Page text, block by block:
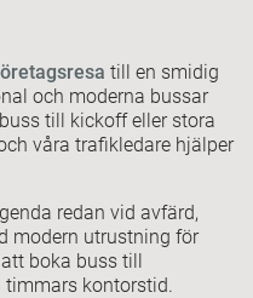
till en smidig
och moderna bussar
till kickoff eller stora
våra trafikledare hjälper
redan vid avfärd,
modern utrustning för
boka buss till
timmars kontorstid.